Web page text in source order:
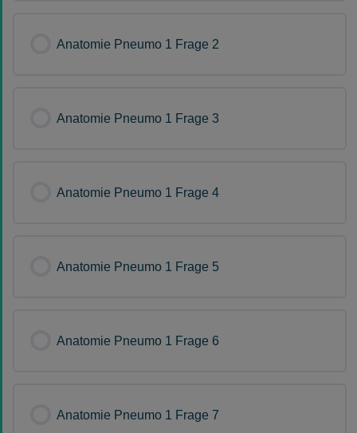
Anatomie Pneumo 1 Frage 2
Anatomie Pneumo 1 Frage 3
Anatomie Pneumo 1 Frage 4
Anatomie Pneumo 1 Frage 5
Anatomie Pneumo 1 Frage 6
Anatomie Pneumo 1 Frage 7